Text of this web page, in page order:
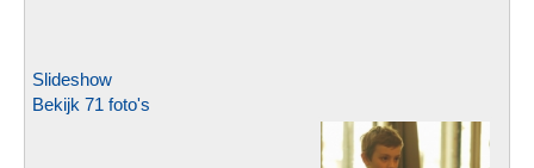
Slideshow
Bekijk 71 foto's